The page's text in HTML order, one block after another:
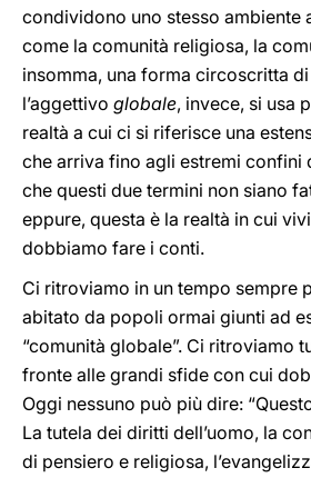
condividono uno stesso ambiente
come la comunità religiosa, la
insomma, una forma circoscritta
l’aggettivo globale, invece, si usa
realtà a cui ci si riferisce una
che arriva fino agli estremi confini
che questi due termini non siano
eppure, questa è la realtà in cui
dobbiamo fare i conti.
Ci ritroviamo in un tempo sempre
abitato da popoli ormai giunti ad
“comunità globale”. Ci ritroviamo
fronte alle grandi sfide con cui
Oggi nessuno può più dire:
La tutela dei diritti dell’uomo, la
di pensiero e religiosa,